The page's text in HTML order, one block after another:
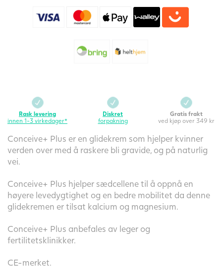
Rask levering
innen 1-3 virkedager*
Diskret
forpakning
Gratis frakt
ved kjøp over 349 kr
Conceive+ Plus er en glidekrem som hjelper kvinner
verden over med å raskere bli gravide, og på naturlig
vei.
Conceive+ Plus hjelper sædcellene til å oppnå en
høyere levedygtighet og en bedre mobilitet da denne
glidekremen er tilsat kalcium og magnesium.
Conceive+ Plus anbefales av leger og
fertilitetsklinikker.
CE-merket.